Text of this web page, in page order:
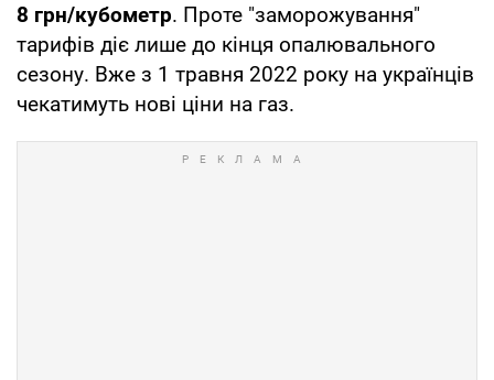
8 грн/кубометр. Проте "заморожування"
тарифів діє лише до кінця опалювального
сезону. Вже з 1 травня 2022 року на українців
чекатимуть нові ціни на газ.